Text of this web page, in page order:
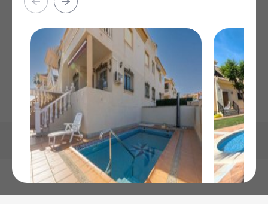
AFFICHER SUR LA CARTE
La carte peut ne pas indiquer l'emplacement exact